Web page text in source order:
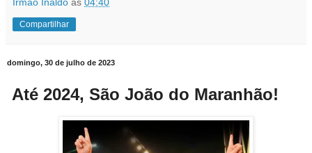
Compartilhar
domingo, 30 de julho de 2023
Até 2024, São João do Maranhão!